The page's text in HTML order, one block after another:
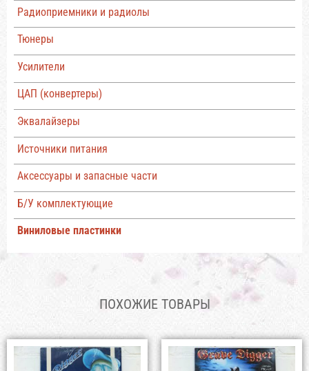
Радиоприемники и радиолы
Тюнеры
Усилители
ЦАП (конвертеры)
Эквалайзеры
Источники питания
Аксессуары и запасные части
Б/У комплектующие
Виниловые пластинки
ПОХОЖИЕ ТОВАРЫ